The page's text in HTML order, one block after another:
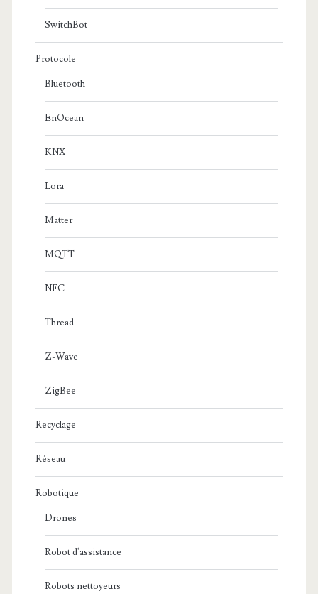
SwitchBot
Protocole
Bluetooth
EnOcean
KNX
Lora
Matter
MQTT
NFC
Thread
Z-Wave
ZigBee
Recyclage
Réseau
Robotique
Drones
Robot d'assistance
Robots nettoyeurs